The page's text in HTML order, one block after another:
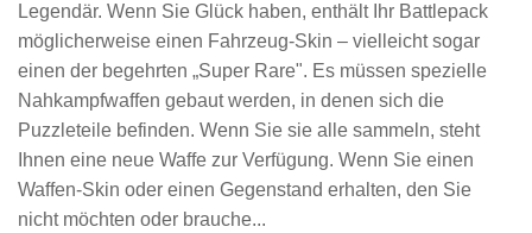
Legendär. Wenn Sie Glück haben, enthält Ihr Battlepack
möglicherweise einen Fahrzeug-Skin – vielleicht sogar
einen der begehrten „Super Rare". Es müssen spezielle
Nahkampfwaffen gebaut werden, in denen sich die
Puzzleteile befinden. Wenn Sie sie alle sammeln, steht
Ihnen eine neue Waffe zur Verfügung. Wenn Sie einen
Waffen-Skin oder einen Gegenstand erhalten, den Sie
nicht möchten oder brauche...